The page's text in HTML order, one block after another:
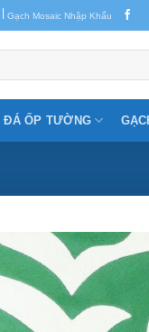
| Gạch Mosaic Nhập Khẩu
ĐÁ ỐP TƯỜNG